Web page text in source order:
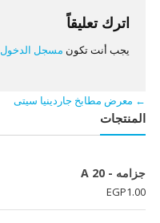
اترك تعليقاً
يجب أنت تكون مسجل الدخول
← معرض مطابخ جاردينيا سيتى
المنتجات
جزامه - A 20
EGP1.00